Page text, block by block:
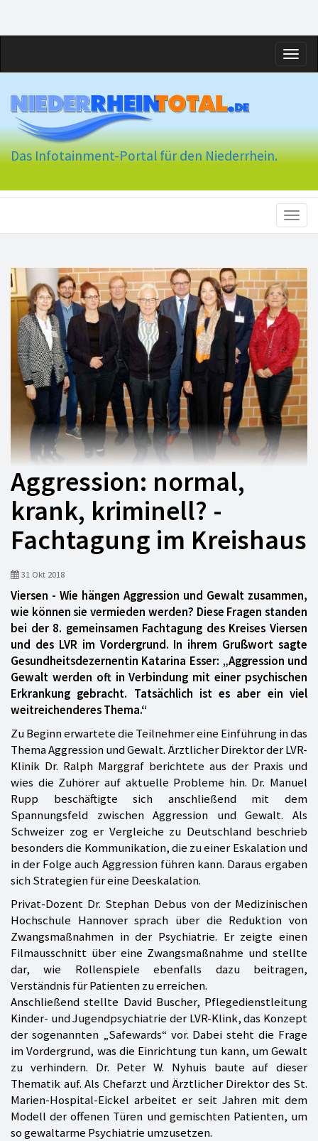
Das Infotainment-Portal für den Niederrhein.
Aggression: normal,
krank, kriminell? -
Fachtagung im Kreishaus
31 Okt 2018
Viersen - Wie hängen Aggression und Gewalt zusammen,
wie können sie vermieden werden? Diese Fragen standen
bei der 8. gemeinsamen Fachtagung des Kreises Viersen
und des LVR im Vordergrund. In ihrem Grußwort sagte
Gesundheitsdezernentin Katarina Esser: „Aggression und
Gewalt werden oft in Verbindung mit einer psychischen
Erkrankung gebracht. Tatsächlich ist es aber ein viel
weitreichenderes Thema.“
Zu Beginn erwartete die Teilnehmer eine Einführung in das
Thema Aggression und Gewalt. Ärztlicher Direktor der LVR-
Klinik Dr. Ralph Marggraf berichtete aus der Praxis und
wies die Zuhörer auf aktuelle Probleme hin. Dr. Manuel
Rupp beschäftigte sich anschließend mit dem
Spannungsfeld zwischen Aggression und Gewalt. Als
Schweizer zog er Vergleiche zu Deutschland beschrieb
besonders die Kommunikation, die zu einer Eskalation und
in der Folge auch Aggression führen kann. Daraus ergaben
sich Strategien für eine Deeskalation.
Privat-Dozent Dr. Stephan Debus von der Medizinischen
Hochschule Hannover sprach über die Reduktion von
Zwangsmaßnahmen in der Psychiatrie. Er zeigte einen
Filmausschnitt über eine Zwangsmaßnahme und stellte
dar, wie Rollenspiele ebenfalls dazu beitragen,
Verständnis für Patienten zu erreichen.
Anschließend stellte David Buscher, Pflegedienstleitung
Kinder- und Jugendpsychiatrie der LVR-Klink, das Konzept
der sogenannten „Safewards“ vor. Dabei steht die Frage
im Vordergrund, was die Einrichtung tun kann, um Gewalt
zu verhindern. Dr. Peter W. Nyhuis baute auf dieser
Thematik auf. Als Chefarzt und Ärztlicher Direktor des St.
Marien-Hospital-Eickel arbeitet er seit Jahren mit dem
Modell der offenen Türen und gemischten Patienten, um
so gewaltarme Psychiatrie umzusetzen.